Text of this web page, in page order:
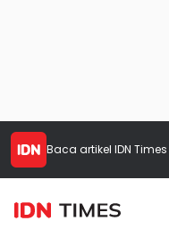
Baca artikel IDN Times